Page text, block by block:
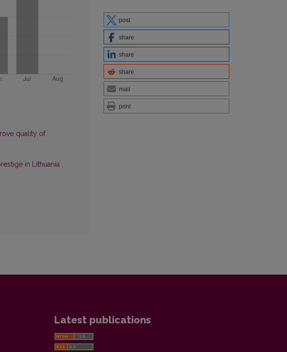
post
share
share
share
mail
print
quality of
in Lithuania ,
Latest publications